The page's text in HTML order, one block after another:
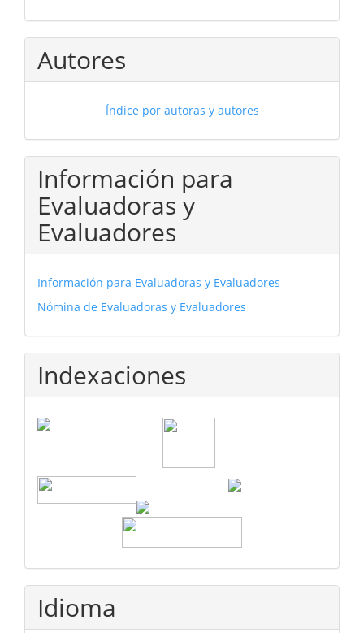
Autores
Índice por autoras y autores
Información para
Evaluadoras y
Evaluadores
Información para Evaluadoras y Evaluadores
Nómina de Evaluadoras y Evaluadores
Indexaciones
Idioma